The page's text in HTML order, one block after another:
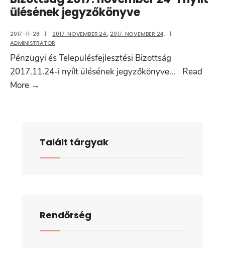
ülésének jegyzőkönyve
2017-11-28 | 2017. NOVEMBER 24.,2017. NOVEMBER 24,
|
ADMINISTRATOR
Pénzügyi és Településfejlesztési Bizottság
2017.11.24-i nyílt ülésének jegyzőkönyve...
Read
More →
2017.
jegyzőkönyve
Talált tárgyak
Rendőrség